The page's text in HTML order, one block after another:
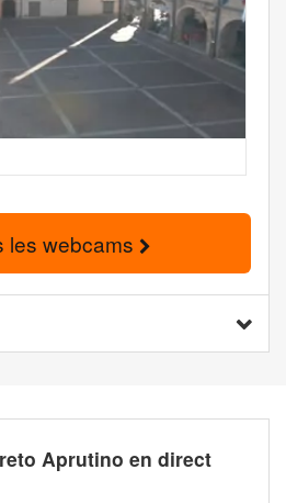
les webcams
Aprutino en direct